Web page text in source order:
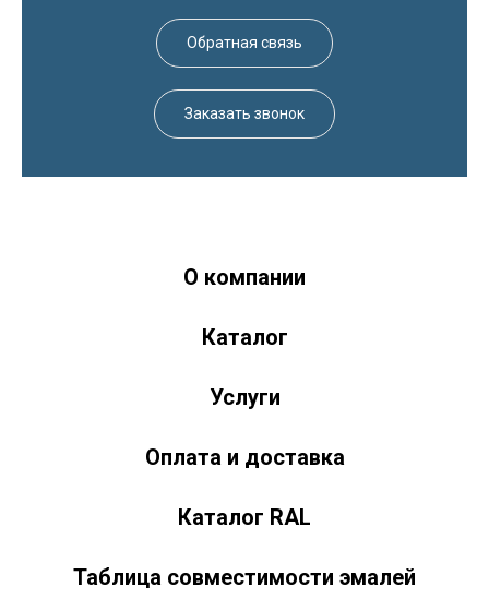
Обратная связь
Заказать звонок
О компании
Каталог
Услуги
Оплата и доставка
Каталог RAL
Таблица совместимости эмалей